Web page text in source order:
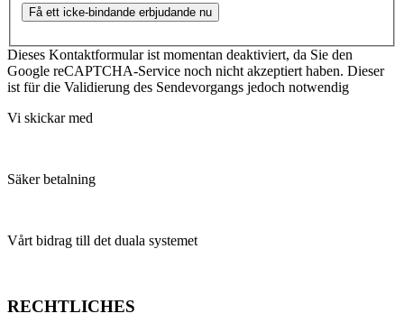
Dieses Kontaktformular ist momentan deaktiviert, da Sie den
Google reCAPTCHA-Service noch nicht akzeptiert haben. Dieser
ist für die Validierung des Sendevorgangs jedoch notwendig
Vi skickar med
Säker betalning
Vårt bidrag till det duala systemet
RECHTLICHES